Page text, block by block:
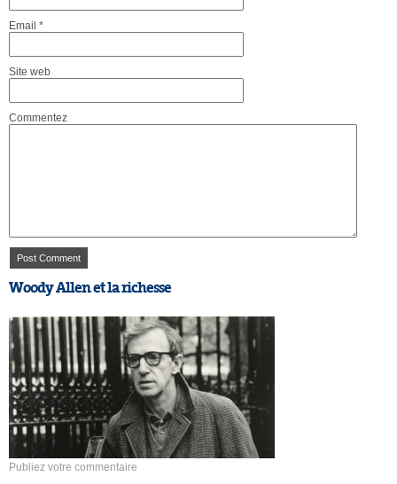
Email *
Site web
Commentez
Woody Allen et la richesse
Publiez votre commentaire